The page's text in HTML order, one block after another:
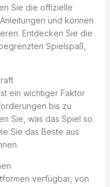
Sie die offizielle
und können
Entdecken Sie die
Spielspaß,
ein wichtiger Faktor
bis zu
Sie, was das Spiel so
Sie das Beste aus
verfügbar, von